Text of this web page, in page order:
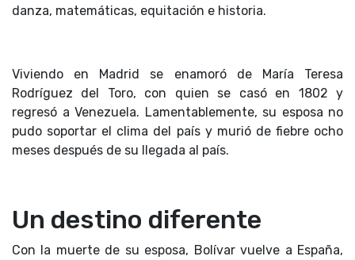
danza, matemáticas, equitación e historia.
Viviendo en Madrid se enamoró de María Teresa
Rodríguez del Toro, con quien se casó en 1802 y
regresó a Venezuela. Lamentablemente, su esposa no
pudo soportar el clima del país y murió de fiebre ocho
meses después de su llegada al país.
Un destino diferente
Con la muerte de su esposa, Bolívar vuelve a España,